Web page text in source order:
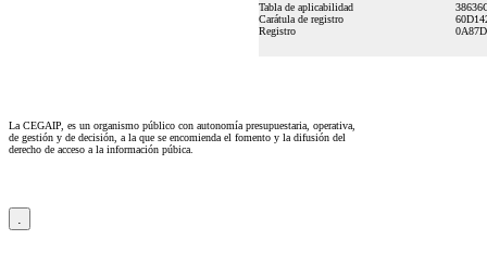
Tabla de aplicabilidad
Carátula de registro
Registro
La CEGAIP, es un organismo público con autonomía presupuestaria, operativa,
de gestión y de decisión, a la que se encomienda el fomento y la difusión del
derecho de acceso a la información púbica.